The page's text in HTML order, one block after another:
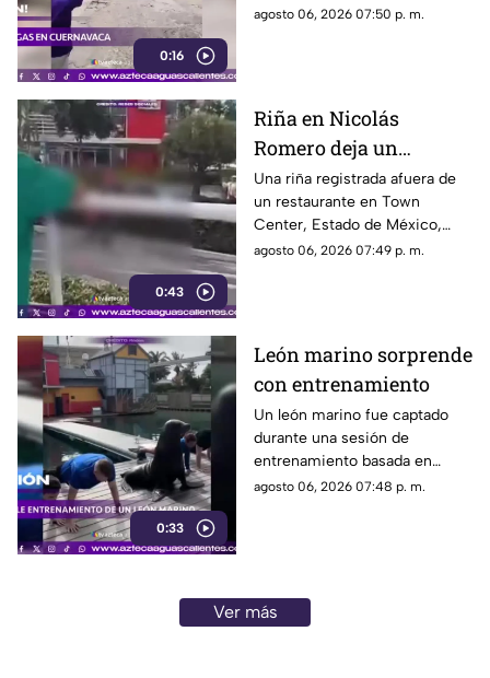
0:16
despliegue de bomberos y
agosto 06, 2026 07:50 p. m.
0:43
Riña en Nicolás
Romero deja un
hombre muerto
Una riña registrada afuera de
un restaurante en Town
Center, Estado de México,
dejó un hombre sin vida.
agosto 06, 2026 07:49 p. m.
0:33
León marino sorprende
con entrenamiento
Un león marino fue captado
durante una sesión de
entrenamiento basada en
refuerzo positivo para facilitar
agosto 06, 2026 07:48 p. m.
Ver más